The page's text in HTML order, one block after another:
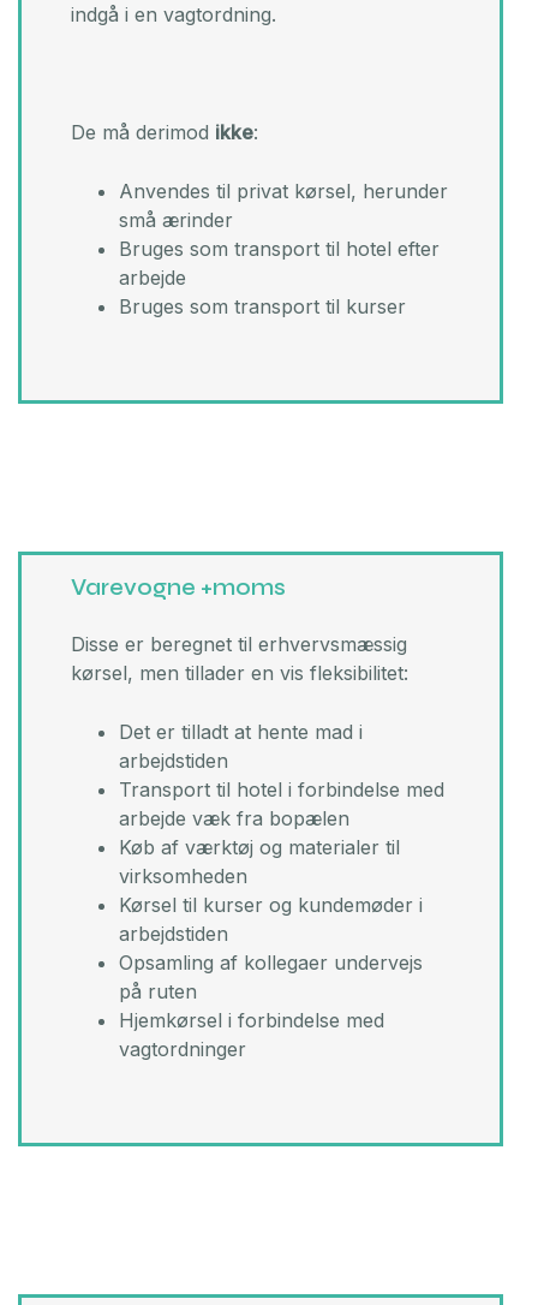
indgå i en vagtordning.
De må derimod ikke:
Anvendes til privat kørsel, herunder
små ærinder
Bruges som transport til hotel efter
arbejde
Bruges som transport til kurser
Varevogne +moms
Disse er beregnet til erhvervsmæssig
kørsel, men tillader en vis fleksibilitet:
Det er tilladt at hente mad i
arbejdstiden
Transport til hotel i forbindelse med
arbejde væk fra bopælen
Køb af værktøj og materialer til
virksomheden
Kørsel til kurser og kundemøder i
arbejdstiden
Opsamling af kollegaer undervejs
på ruten
Hjemkørsel i forbindelse med
vagtordninger